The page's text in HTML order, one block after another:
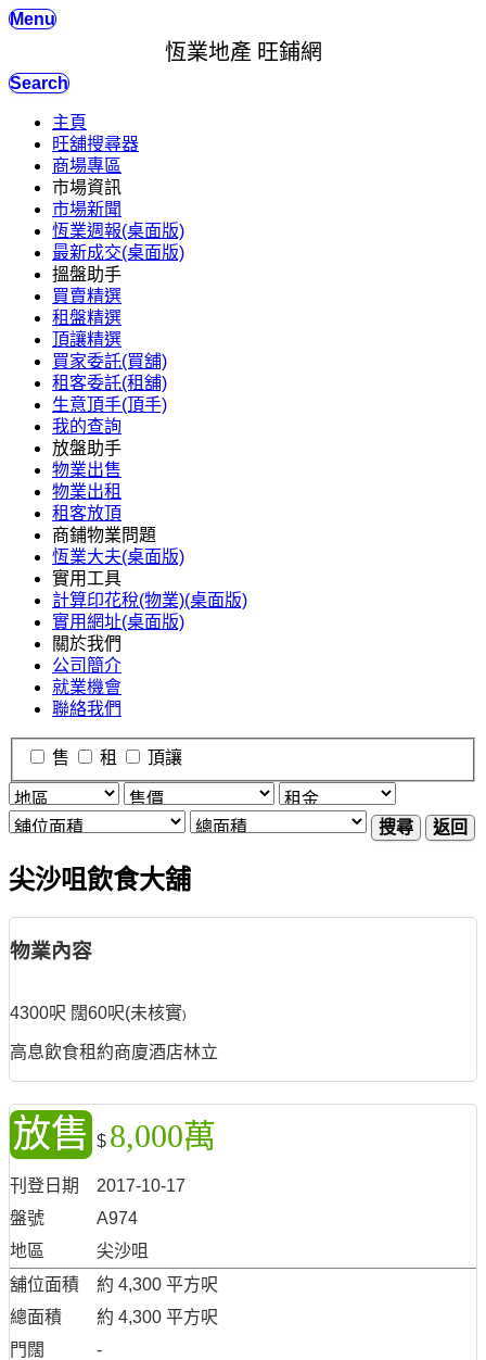
Menu
恆業地產 旺鋪網
Search
主頁
旺舖搜尋器
商場專區
市場資訊
市場新聞
恆業週報(桌面版)
最新成交(桌面版)
搵盤助手
買賣精選
租盤精選
頂讓精選
買家委託(買舖)
租客委託(租舖)
生意頂手(頂手)
我的查詢
放盤助手
物業出售
物業出租
租客放頂
商鋪物業問題
恆業大夫(桌面版)
實用工具
計算印花稅(物業)(桌面版)
實用網址(桌面版)
關於我們
公司簡介
就業機會
聯絡我們
售 租 頂讓
搜尋 返回
尖沙咀飲食大舖
物業內容
4300呎 闊60呎(未核實)
高息飲食租約商廈酒店林立
放售 $ 8,000萬
刊登日期
2017-10-17
盤號
A974
地區
尖沙咀
舖位面積
約 4,300 平方呎
總面積
約 4,300 平方呎
門闊
-